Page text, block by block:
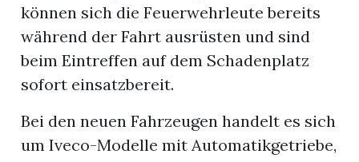
können sich die Feuerwehrleute bereits
während der Fahrt ausrüsten und sind
beim Eintreffen auf dem Schadenplatz
sofort einsatzbereit.
Bei den neuen Fahrzeugen handelt es sich
um Iveco-Modelle mit Automatikgetriebe,